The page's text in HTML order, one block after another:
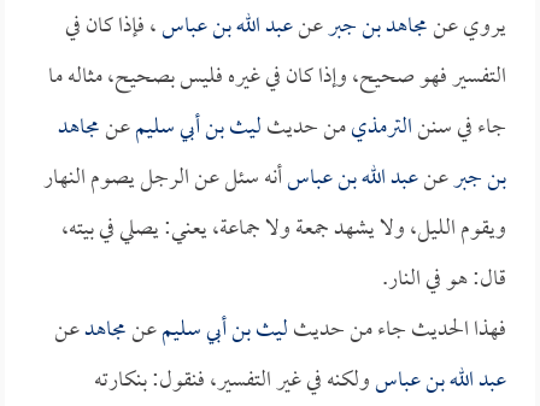
يروي عنمجاهد بن جبرعنعبد الله بن عباس، فإذا كان في
التفسير فهو صحيح، وإذا كان في غيره فليس بصحيح، مثاله ما
جاء في سننالترمذيمن حديثليث بن أبي سليمعنمجاهد
بن جبرعنعبد الله بن عباسأنه سئل عن الرجل يصوم النهار
ويقوم الليل، ولا يشهد جمعة ولا جماعة، يعني: يصلي في بيته،
قال: هو في النار.
فهذا الحديث جاء من حديثليث بن أبي سليمعنمجاهدعن
عبد الله بن عباسولكنه في غير التفسير، فنقول: بنكارته